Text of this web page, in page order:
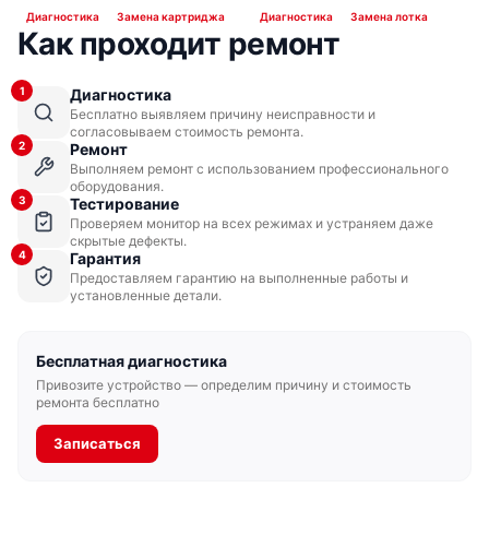
Диагностика Замена картриджа Диагностика Замена лотка
Как проходит ремонт
1 Диагностика
Бесплатно выявляем причину неисправности и
согласовываем стоимость ремонта.
2 Ремонт
Выполняем ремонт с использованием профессионального
оборудования.
3 Тестирование
Проверяем монитор на всех режимах и устраняем даже
скрытые дефекты.
4 Гарантия
Предоставляем гарантию на выполненные работы и
установленные детали.
Бесплатная диагностика
Привозите устройство — определим причину и стоимость
ремонта бесплатно
Записаться